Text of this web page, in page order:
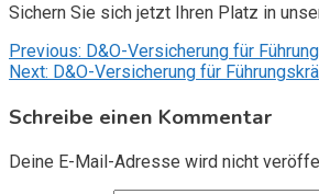
Sichern Sie sich jetzt Ihren Platz in
Beitragsnavigation
Previous: D&O-Versicherung für
Next: D&O-Versicherung für
Schreibe einen Kommentar
Deine E-Mail-Adresse wird nicht